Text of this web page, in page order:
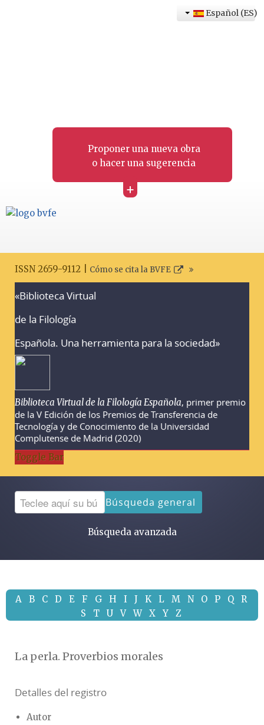
Proponer una nueva obra
o hacer una sugerencia
+
Español (ES)
ISSN 2659-9112 | Cómo se cita la BVFE
«Biblioteca Virtual
de la Filología
Española. Una herramienta para la sociedad»
Biblioteca Virtual de la Filología Española, primer premio
de la V Edición de los Premios de Transferencia de
Tecnología y de Conocimiento de la Universidad
Complutense de Madrid (2020)
Toggle Bar
Búsqueda general
Búsqueda avanzada
A B C D E F G H I J K L M N O P Q
R
S
T U V W X Y Z
La perla. Proverbios morales
Detalles del registro
Autor